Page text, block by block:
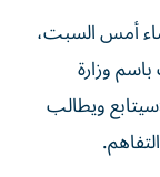
أمس السبت،
وزارة
ويطالب